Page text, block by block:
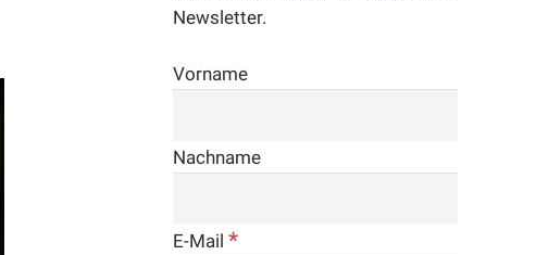
Newsletter.
Vorname
Nachname
E-Mail*